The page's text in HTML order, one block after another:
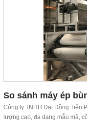
So sánh máy ép
vít đa đĩa
Công ty TNHH Đại Đồng Tiến
lượng cao, đa dạng mẫu mã,